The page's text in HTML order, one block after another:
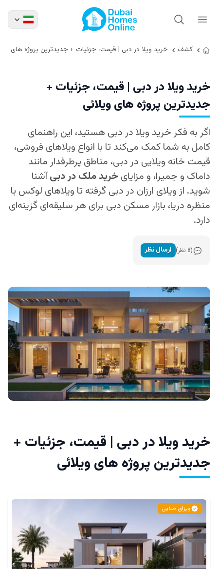
کشف خرید ویلا در دبی | قیمت، جزئیات + جدیدترین پروژه های
خرید ویلا در دبی | قیمت، جزئیات +
جدیدترین پروژه های ویلائی
اگر به فکر خرید ویلا در دبی هستید، این راهنمای
کامل به شما کمک می‌کند تا با انواع ویلاهای فروشی،
قیمت خانه ویلایی در دبی، مناطق پرطرفدار مانند
داماک و جمیرا، و مزایای خرید ملک در دبیآشنا
شوید. از ویلای ارزان در دبی گرفته تا ویلاهای لوکس با
منظره دریا، بازار مسکن دبی برای هر سلیقه‌ای گزینه‌ای
دارد.
(8 نظر) ارسال نظر
خرید ویلا در دبی | قیمت، جزئیات +
جدیدترین پروژه های ویلائی
ویزای طلایی